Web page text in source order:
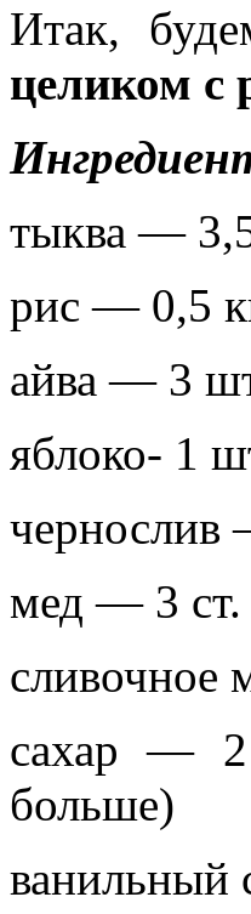
Итак,
целиком с
тыква —
рис — 0,5
айва — 3
яблоко- 1
чернослив
мед — 3
сливочное
сахар — 2
больше)
ванильный